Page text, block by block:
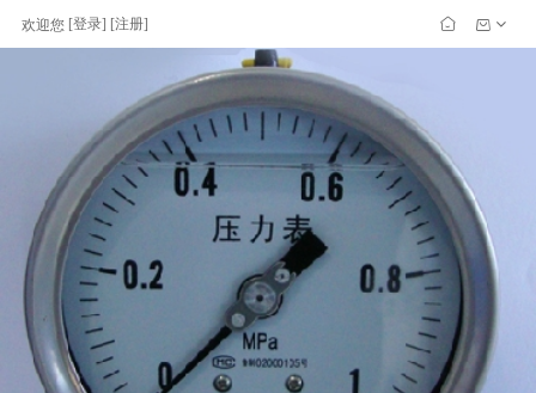
欢迎您 [登录] [注册]